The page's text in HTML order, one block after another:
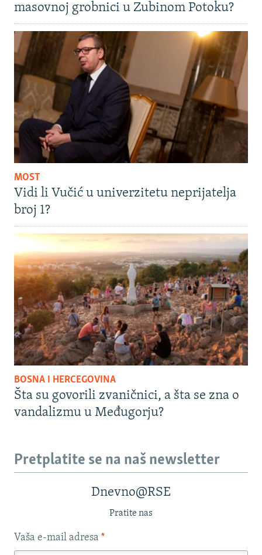
masovnoj grobnici u Zubinom Potoku?
MOST
Vidi li Vučić u univerzitetu neprijatelja
broj 1?
BOSNA I HERCEGOVINA
Šta su govorili zvaničnici, a šta se zna o
vandalizmu u Međugorju?
Pretplatite se na naš newsletter
Dnevno@RSE
Pratite nas
Vaša e-mail adresa *